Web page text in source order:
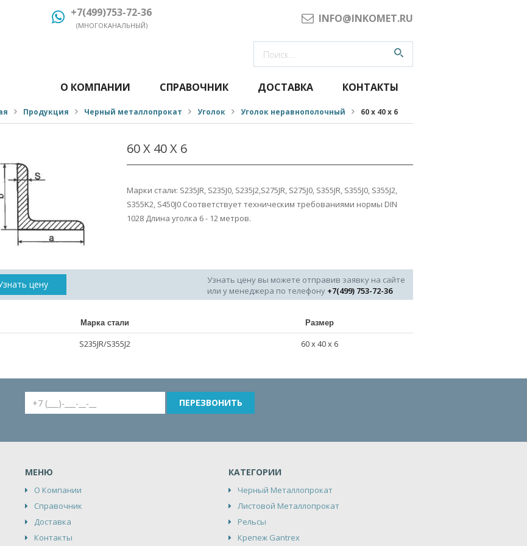
+7(499)753-72-36
(МНОГОКАНАЛЬНЫЙ)
INFO@INKOMET.RU
О КОМПАНИИ СПРАВОЧНИК ДОСТАВКА КОНТАКТЫ
Продукция Черный металлопрокат Уголок Уголок неравнополочный 60 х 40 х 6
60 Х 40 Х 6
Марки стали: S235JR, S235J0, S235J2,S275JR, S275J0, S355JR, S355J0, S355J2,
S355K2, S450J0 Соответствует техническим требованиями нормы DIN
1028 Длина уголка 6 - 12 метров.
цену
Узнать цену вы можете отправив заявку на сайте
или у менеджера по телефону +7(499) 753-72-36
Марка стали Размер
S235JR/S355J2 60 х 40 х 6
МЕНЮ
О Компании
Справочник
Доставка
Контакты
КАТЕГОРИИ
Черный Металлопрокат
Листовой Металлопрокат
Рельсы
Крепеж Gantrex